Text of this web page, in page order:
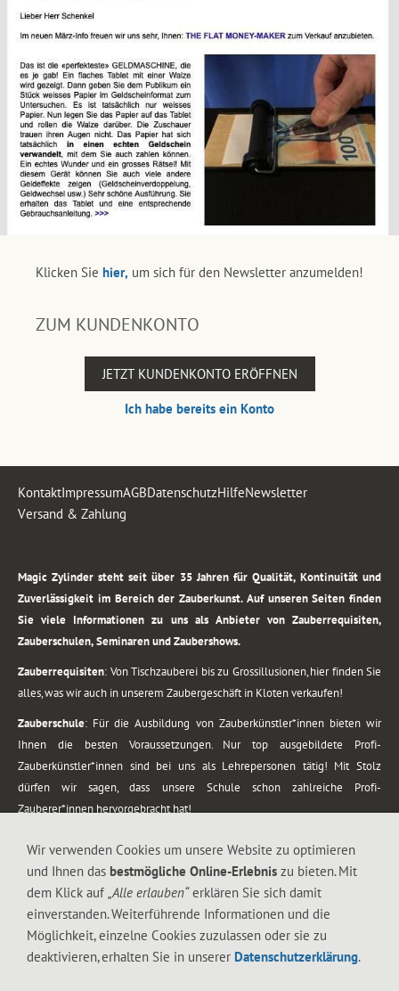
Klicken Sie hier, um sich für den Newsletter anzumelden!
ZUM KUNDENKONTO
JETZT KUNDENKONTO ERÖFFNEN
Ich habe bereits ein Konto
KontaktImpressumAGBDatenschutzHilfeNewsletter
Versand & Zahlung
Magic Zylinder steht seit über 35 Jahren für Qualität, Kontinuität und
Zuverlässigkeit im Bereich der Zauberkunst. Auf unseren Seiten finden
Sie viele Informationen zu uns als Anbieter von Zauberrequisiten,
Zauberschulen, Seminaren und Zaubershows.
Zauberrequisiten: Von Tischzauberei bis zu Grossillusionen, hier finden Sie
alles, was wir auch in unserem Zaubergeschäft in Kloten verkaufen!
Zauberschule: Für die Ausbildung von Zauberkünstler*innen bieten wir
Ihnen die besten Voraussetzungen. Nur top ausgebildete Profi-
Zauberkünstler*innen sind bei uns als Lehrepersonen tätig! Mit Stolz
dürfen wir sagen, dass unsere Schule schon zahlreiche Profi-
Zauberer*innen hervorgebracht hat!
vom Kinderprogramm bis zur Tischzauberei. Lassen Sie sich faszinieren von
meiner Zauber-Sprech-Show, angerührt mit sprachlichen Sequenzen,
gewürzt mit Gags und visuellen Illusionen wie Kaninchen, Vasen, Seilen,
Wir verwenden Cookies um unsere Website zu optimieren
und Ihnen das bestmögliche Online-Erlebnis zu bieten. Mit
dem Klick auf „Alle erlauben“erklären Sie sich damit
einverstanden. Weiterführende Informationen und die
Möglichkeit, einzelne Cookies zuzulassen oder sie zu
deaktivieren, erhalten Sie in unserer Datenschutzerklärung.